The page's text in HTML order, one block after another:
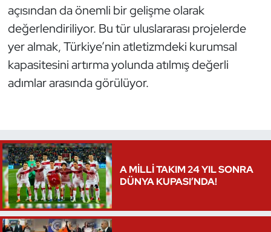
açısından da önemli bir gelişme olarak
değerlendiriliyor. Bu tür uluslararası projelerde
yer almak, Türkiye’nin atletizmdeki kurumsal
kapasitesini artırma yolunda atılmış değerli
adımlar arasında görülüyor.
A MİLLİ TAKIM 24 YIL SONRA
DÜNYA KUPASI’NDA!
Triatlon
Voleybol
Vücut Geliştirme Fitness
Yelken
Yüzme